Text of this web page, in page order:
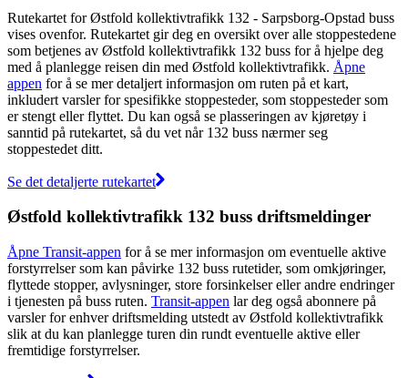
Rutekartet for Østfold kollektivtrafikk 132 - Sarpsborg-Opstad buss
vises ovenfor. Rutekartet gir deg en oversikt over alle stoppestedene
som betjenes av Østfold kollektivtrafikk 132 buss for å hjelpe deg
med å planlegge reisen din med Østfold kollektivtrafikk. Åpne
appen for å se mer detaljert informasjon om ruten på et kart,
inkludert varsler for spesifikke stoppesteder, som stoppesteder som
er stengt eller flyttet. Du kan også se plasseringen av kjøretøy i
sanntid på rutekartet, så du vet når 132 buss nærmer seg
stoppestedet ditt.
Se det detaljerte rutekartet
Østfold kollektivtrafikk 132 buss driftsmeldinger
Åpne Transit-appen for å se mer informasjon om eventuelle aktive
forstyrrelser som kan påvirke 132 buss rutetider, som omkjøringer,
flyttede stopper, avlysninger, store forsinkelser eller andre endringer
i tjenesten på buss ruten. Transit-appen lar deg også abonnere på
varsler for enhver driftsmelding utstedt av Østfold kollektivtrafikk
slik at du kan planlegge turen din rundt eventuelle aktive eller
fremtidige forstyrrelser.